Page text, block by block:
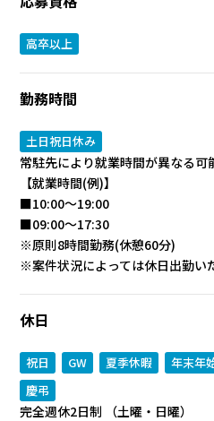
高卒以上
勤務時間
土日祝日休み
常駐先により就業時間が異なる可
【就業時間(例)】
■10:00～19:00
■09:00～17:30
※原則8時間勤務(休憩60分)
※案件状況によっては休日出勤い
休日
祝日 GW 夏季休暇 年末年
慶弔
完全週休2日制 （土曜・日曜）